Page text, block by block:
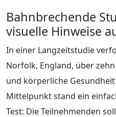
Bahnbrechende
visuelle Hinweise
In einer Langzeitstudie
Norfolk, England, über
und körperliche
Mittelpunkt stand ein
Test: Die Teilnehmenden